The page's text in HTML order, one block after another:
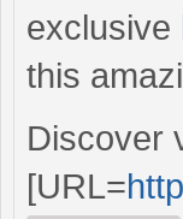
exclusive
this
Discover
[URL=